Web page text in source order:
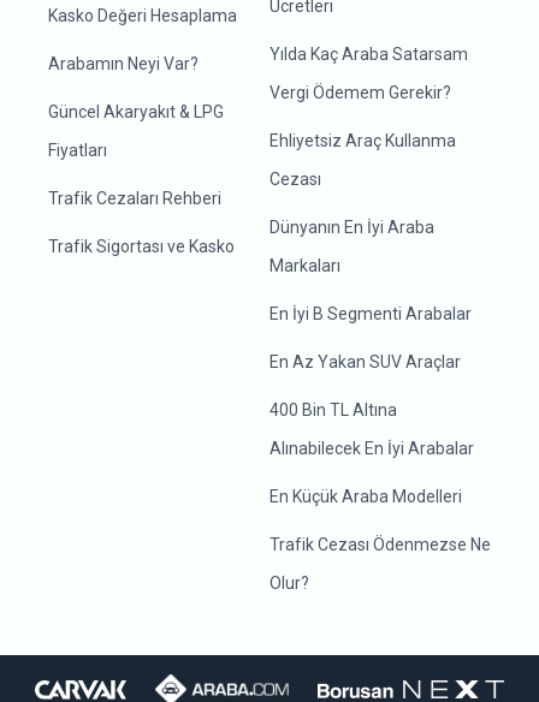
Kasko Değeri Hesaplama
Arabamın Neyi Var?
Güncel Akaryakıt & LPG
Fiyatları
Trafik Cezaları Rehberi
Trafik Sigortası ve Kasko
Ücretleri
Yılda Kaç Araba Satarsam
Vergi Ödemem Gerekir?
Ehliyetsiz Araç Kullanma
Cezası
Dünyanın En İyi Araba
Markaları
En İyi B Segmenti Arabalar
En Az Yakan SUV Araçlar
400 Bin TL Altına
Alınabilecek En İyi Arabalar
En Küçük Araba Modelleri
Trafik Cezası Ödenmezse Ne
Olur?